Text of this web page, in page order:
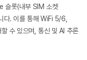
슬롯(내부 SIM 소켓
다. 이를 통해 WiFi 5/6,
수 있으며, 통신 및 AI 추론